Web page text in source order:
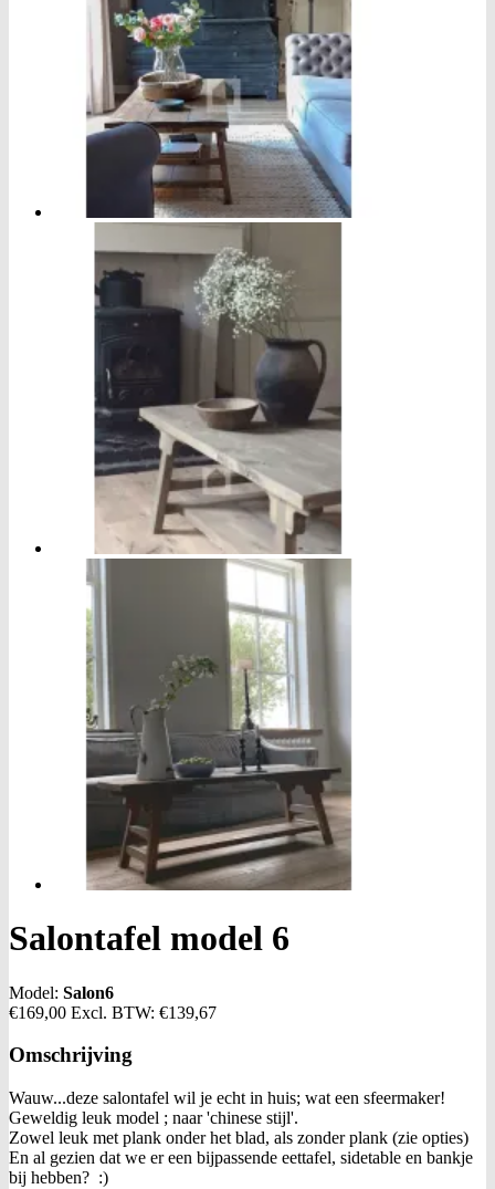
Salontafel model 6
Model: Salon6
€169,00 Excl. BTW: €139,67
Omschrijving
Wauw...deze salontafel wil je echt in huis; wat een sfeermaker!
Geweldig leuk model ; naar 'chinese stijl'.
Zowel leuk met plank onder het blad, als zonder plank (zie opties)
En al gezien dat we er een bijpassende eettafel, sidetable en bankje
bij hebben? :)